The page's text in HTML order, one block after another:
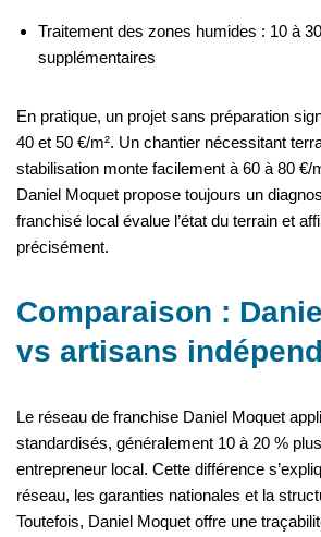
Traitement des zones humides : 10 à
supplémentaires
En pratique, un projet sans préparation
40 et 50 €/m². Un chantier nécessitant
stabilisation monte facilement à 60 à 80 €/
Daniel Moquet propose toujours un
franchisé local évalue l’état du terrain et
précisément.
Comparaison :
vs artisans
Le réseau de franchise Daniel Moquet
standardisés, généralement 10 à 20 %
entrepreneur local. Cette différence
réseau, les garanties nationales et la
Toutefois, Daniel Moquet offre une